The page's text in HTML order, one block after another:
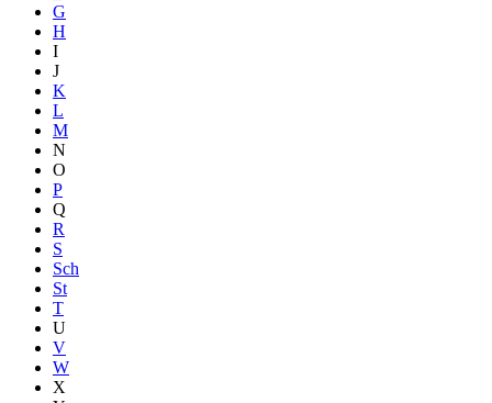
G
H
I
J
K
L
M
N
O
P
Q
R
S
Sch
St
T
U
V
W
X